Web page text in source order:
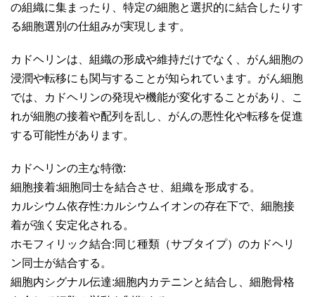
の組織に集まったり、特定の細胞と選択的に結合したりす
る細胞選別の仕組みが実現します。
カドヘリンは、組織の形成や維持だけでなく、がん細胞の
浸潤や転移にも関与することが知られています。がん細胞
では、カドヘリンの発現や機能が変化することがあり、こ
れが細胞の接着や配列を乱し、がんの悪性化や転移を促進
する可能性があります。
カドヘリンの主な特徴:
細胞接着:細胞同士を結合させ、組織を形成する。
カルシウム依存性:カルシウムイオンの存在下で、細胞接
着が強く安定化される。
ホモフィリック結合:同じ種類（サブタイプ）のカドヘリ
ン同士が結合する。
細胞内シグナル伝達:細胞内カテニンと結合し、細胞骨格